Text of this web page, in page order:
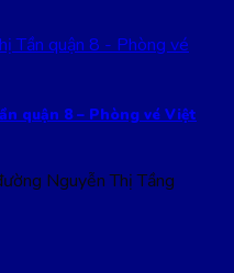
quận 8 – Phòng vé Việt
Nguyễn Thị Tầng